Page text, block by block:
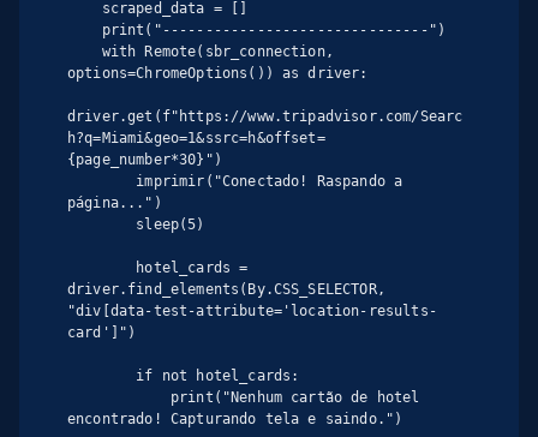
options=ChromeOptions()) as driver:
driver.get(f"https://www.tripadvisor.com/Searc
h?q=Miami&geo=1&ssrc=h&offset=
{page_number*30}")
página...")
driver.find_elements(By.CSS_SELECTOR,
"div[data-test-attribute='location-results-
card']")
encontrado! Capturando tela e saindo.")